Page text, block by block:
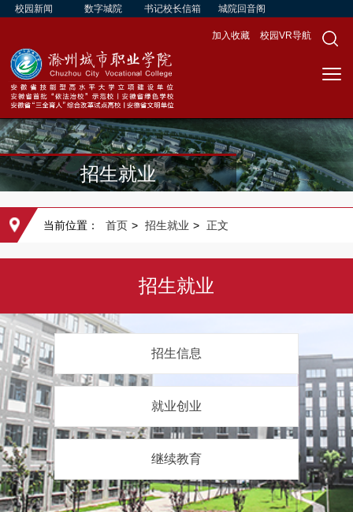
校园新闻 数字城院 书记校长信箱 城院回音阁
加入收藏 校园VR导航
招生就业
当前位置： 首页 > 招生就业 > 正文
招生就业
招生信息
就业创业
继续教育